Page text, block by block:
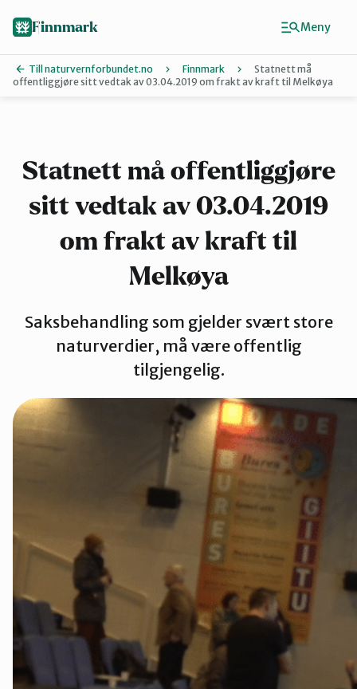
Porsangerfjorden
Sør-Varanger
Stilla og Vest-Finnmark
Tana og Varanger
Finnmark
Till naturvernforbundet.no Finnmark
Statnett må
offentliggjøre sitt vedtak av 03.04.2019 om frakt av kraft til Melkøya
Statnett må offentliggjøre
sitt vedtak av 03.04.2019
om frakt av kraft til
Melkøya
Saksbehandling som gjelder svært store
naturverdier, må være offentlig
tilgjengelig.